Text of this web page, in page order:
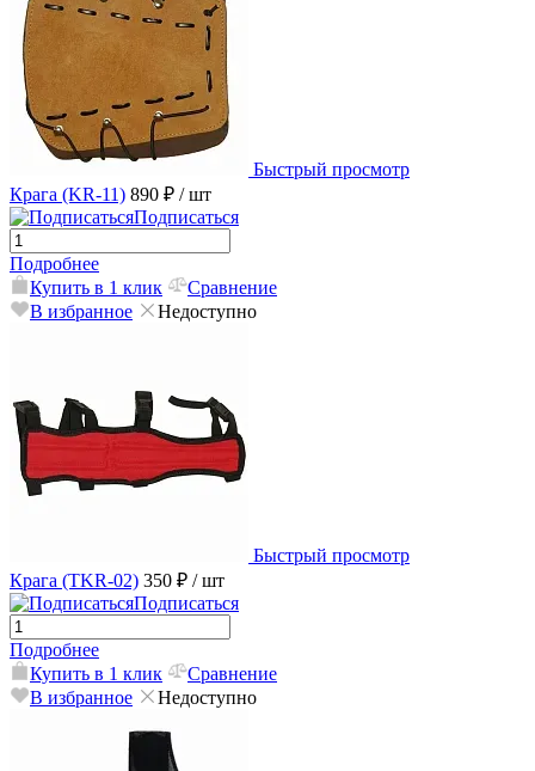
Быстрый просмотр
Крага (KR-11) 890 ₽ / шт
Подписаться
Подробнее
Купить в 1 клик
Сравнение
В избранное
Недоступно
Быстрый просмотр
Крага (TKR-02) 350 ₽ / шт
Подписаться
Подробнее
Купить в 1 клик
Сравнение
В избранное
Недоступно